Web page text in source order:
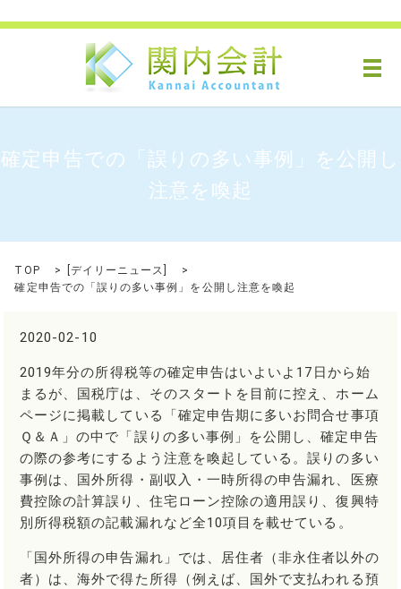
メ
確定申告での「誤りの多い事例」を公開し
注意を喚起
TOP デイリーニュース
確定申告での「誤りの多い事例」を公開し注意を喚起
2020-02-10
2019年分の所得税等の確定申告はいよいよ17日から始
まるが、国税庁は、そのスタートを目前に控え、ホーム
ページに掲載している「確定申告期に多いお問合せ事項
Ｑ＆Ａ」の中で「誤りの多い事例」を公開し、確定申告
の際の参考にするよう注意を喚起している。誤りの多い
事例は、国外所得・副収入・一時所得の申告漏れ、医療
費控除の計算誤り、住宅ローン控除の適用誤り、復興特
別所得税額の記載漏れなど全10項目を載せている。
「国外所得の申告漏れ」では、居住者（非永住者以外の
者）は、海外で得た所得（例えば、国外で支払われる預